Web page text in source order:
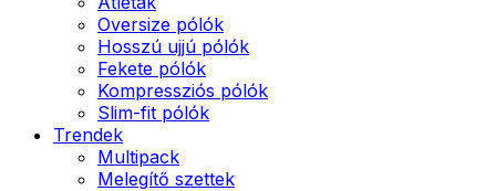
Oversize pólók
Hosszú ujjú pólók
Fekete pólók
Kompressziós pólók
Slim-fit pólók
Trendek
Multipack
Melegítő szettek